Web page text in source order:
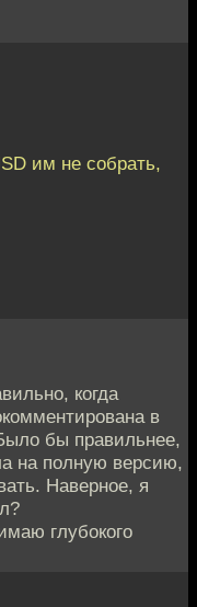
им не собрать,
когда
в
бы правильнее,
на полную версию,
Наверное, я
глубокого